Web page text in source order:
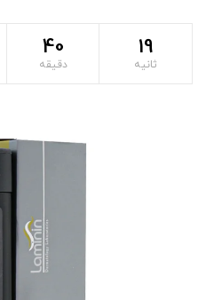
40
دقیقه
18
ثانیه